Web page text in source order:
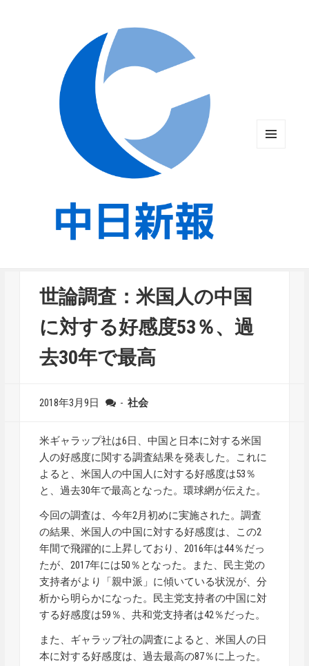
世論調査：米国人の中国
に対する好感度53％、過
去30年で最高
2018年3月9日 - 社会
米ギャラップ社は6日、中国と日本に対する米国
人の好感度に関する調査結果を発表した。これに
よると、米国人の中国人に対する好感度は53％
と、過去30年で最高となった。環球網が伝えた。
今回の調査は、今年2月初めに実施された。調査
の結果、米国人の中国に対する好感度は、この2
年間で飛躍的に上昇しており、2016年は44％だっ
たが、2017年には50％となった。また、民主党の
支持者がより「親中派」に傾いている状況が、分
析から明らかになった。民主党支持者の中国に対
する好感度は59％、共和党支持者は42％だった。
また、ギャラップ社の調査によると、米国人の日
本に対する好感度は、過去最高の87％に上った。